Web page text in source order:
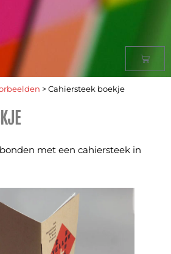
> Cahiersteek boekje
met een cahiersteek in